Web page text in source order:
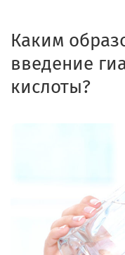
Каким
введение
кислоты?